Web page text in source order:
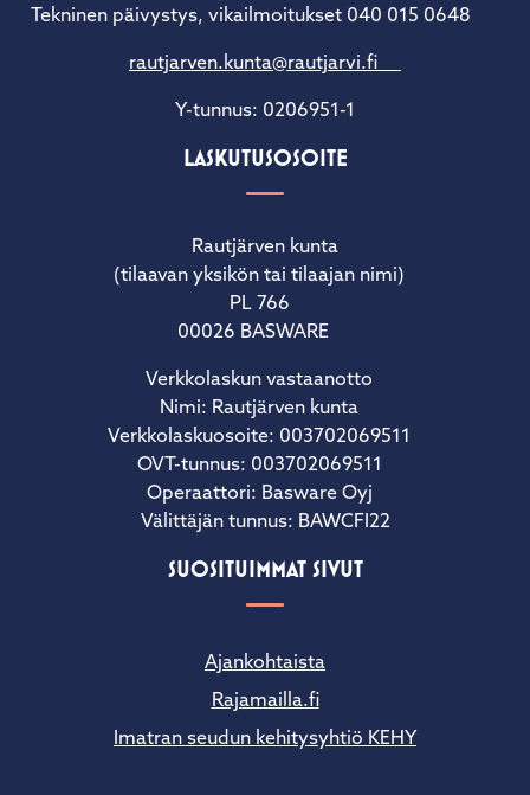
Tekninen päivystys, vikailmoitukset 040 015 0648
rautjarven.kunta@rautjarvi.fi
Y-tunnus: 0206951-1
LASKUTUSOSOITE
Rautjärven kunta
(tilaavan yksikön tai tilaajan nimi)
PL 766
00026 BASWARE
Verkkolaskun vastaanotto
Nimi: Rautjärven kunta
Verkkolaskuosoite: 003702069511
OVT-tunnus: 003702069511
Operaattori: Basware Oyj
Välittäjän tunnus: BAWCFI22
SUOSITUIMMAT SIVUT
Ajankohtaista
Rajamailla.fi
Imatran seudun kehitysyhtiö KEHY